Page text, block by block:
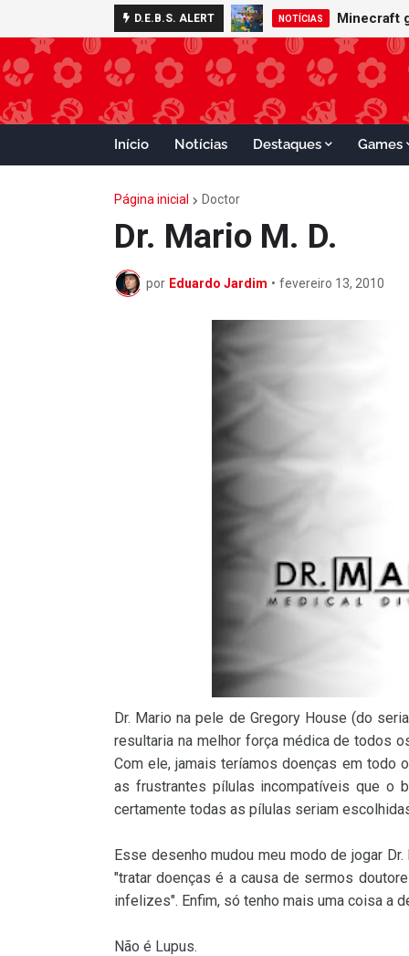
D.E.B.S. ALERT NOTÍCIAS
ADVANCE Nintendo
Início Notícias Destaques Games
Página inicial Doctor
Dr. Mario M. D.
por Eduardo Jardim • fevereiro 13, 2010
Dr. Mario na pele de Gregory House (do
resultaria na melhor força médica de todos
Com ele, jamais teríamos doenças em todo
as frustrantes pílulas incompatíveis que o
certamente todas as pílulas seriam
Esse desenho mudou meu modo de jogar
"tratar doenças é a causa de sermos
infelizes". Enfim, só tenho mais uma coisa a
Não é Lupus.